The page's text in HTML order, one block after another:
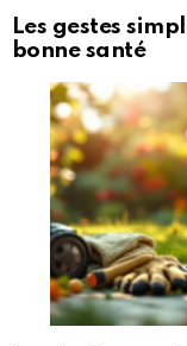
Les gestes
bonne santé